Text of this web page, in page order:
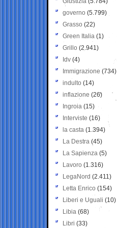
governo (5.799)
Grasso (22)
Green Italia (1)
Grillo (2.941)
Idv (4)
Immigrazione (734)
indulto (14)
inflazione (26)
Ingroia (15)
Interviste (16)
la casta (1.394)
La Destra (45)
La Sapienza (5)
Lavoro (1.316)
LegaNord (2.411)
Letta Enrico (154)
Liberi e Uguali (10)
Libia (68)
Libri (33)